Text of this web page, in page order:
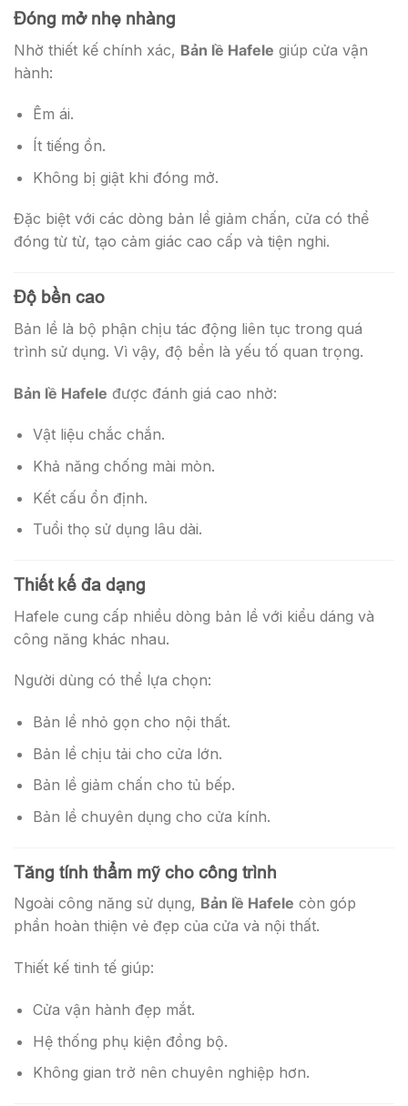
Đóng mở nhẹ nhàng
Nhờ thiết kế chính xác, Bản lề Hafele giúp cửa vận
hành:
Êm ái.
Ít tiếng ồn.
Không bị giật khi đóng mở.
Đặc biệt với các dòng bản lề giảm chấn, cửa có thể
đóng từ từ, tạo cảm giác cao cấp và tiện nghi.
Độ bền cao
Bản lề là bộ phận chịu tác động liên tục trong quá
trình sử dụng. Vì vậy, độ bền là yếu tố quan trọng.
Bản lề Hafele được đánh giá cao nhờ:
Vật liệu chắc chắn.
Khả năng chống mài mòn.
Kết cấu ổn định.
Tuổi thọ sử dụng lâu dài.
Thiết kế đa dạng
Hafele cung cấp nhiều dòng bản lề với kiểu dáng và
công năng khác nhau.
Người dùng có thể lựa chọn:
Bản lề nhỏ gọn cho nội thất.
Bản lề chịu tải cho cửa lớn.
Bản lề giảm chấn cho tủ bếp.
Bản lề chuyên dụng cho cửa kính.
Tăng tính thẩm mỹ cho công trình
Ngoài công năng sử dụng, Bản lề Hafele còn góp
phần hoàn thiện vẻ đẹp của cửa và nội thất.
Thiết kế tinh tế giúp:
Cửa vận hành đẹp mắt.
Hệ thống phụ kiện đồng bộ.
Không gian trở nên chuyên nghiệp hơn.